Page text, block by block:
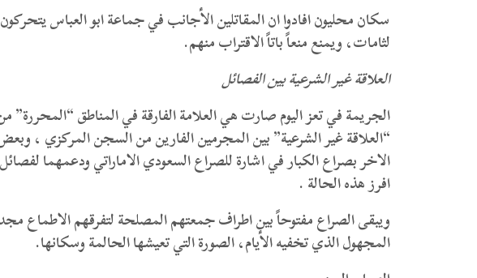
سكان محليون افادوا ان المقاتلين الأجانب في جماعة ابو العباس
لثامات، ويمنع منعاً باتاً الاقتراب منهم.
العلاقة غير الشرعية بين الفصائل
الجريمة في تعز اليوم صارت هي العلامة الفارقة في المناطق “المحررة”
“العلاقة غير الشرعية” بين المجرمين الفارين من السجن المركزي ،
الاخر بصراع الكبار في اشارة للصراع السعودي الاماراتي ودعمهما
افرز هذه الحالة .
ويبقى الصراع مفتوحاً بين اطراف جمعتهم المصلحة لتفرقهم الاطماع
المجهول الذي تخفيه الأيام، الصورة التي تعيشها الحالمة وسكانها.